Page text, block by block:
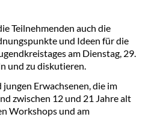
Teilnehmenden auch die
und Ideen für die
am Dienstag, 29.
und zu diskutieren.
Erwachsenen, die im
zwischen 12 und 21 Jahre alt
Workshops und am